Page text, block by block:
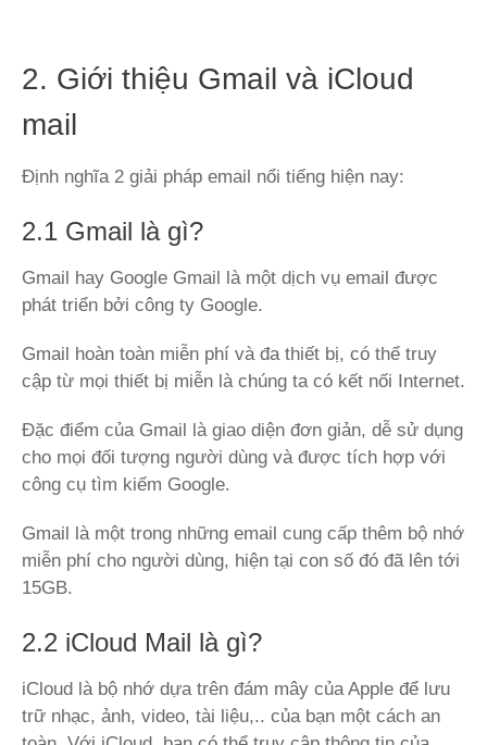
2. Giới thiệu Gmail và iCloud
mail
Định nghĩa 2 giải pháp email nổi tiếng hiện nay:
2.1 Gmail là gì?
Gmail hay Google Gmail là một dịch vụ email được
phát triển bởi công ty Google.
Gmail hoàn toàn miễn phí và đa thiết bị, có thể truy
cập từ mọi thiết bị miễn là chúng ta có kết nối Internet.
Đặc điểm của Gmail là giao diện đơn giản, dễ sử dụng
cho mọi đối tượng người dùng và được tích hợp với
công cụ tìm kiếm Google.
Gmail là một trong những email cung cấp thêm bộ nhớ
miễn phí cho người dùng, hiện tại con số đó đã lên tới
15GB.
2.2 iCloud Mail là gì?
iCloud là bộ nhớ dựa trên đám mây của Apple để lưu
trữ nhạc, ảnh, video, tài liệu,.. của bạn một cách an